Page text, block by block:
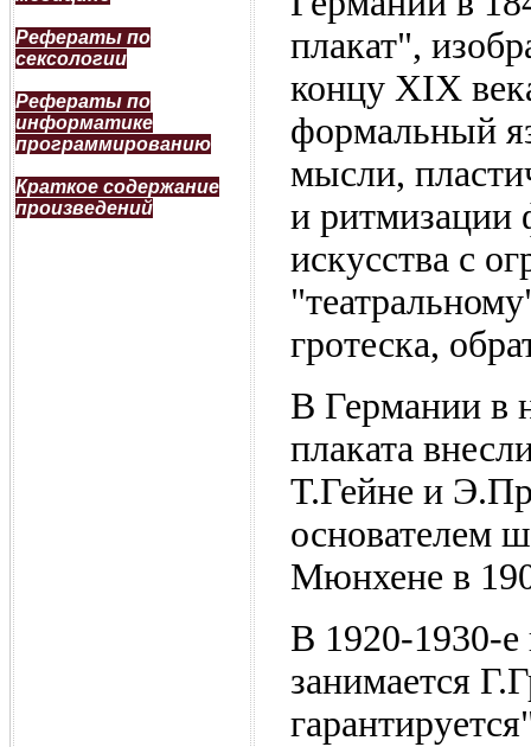
Рефераты по
сексологии
Рефераты по
информатике
программированию
Краткое содержание
произведений
плакат",
концу XIX
формальный
мысли,
и ритмизации
искусства с
гротеска,
В Германии в
плаката
Т.Гейне и
основателем
Мюнхене в
В 1920-1930-е
занимается